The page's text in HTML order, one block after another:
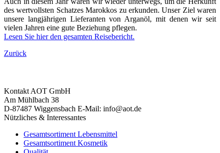
des wertvollsten Schatzes Marokkos zu erkunden. Unser Ziel waren
unsere langjährigen Lieferanten von Arganöl, mit denen wir seit
vielen Jahren eine gute Beziehung pflegen.
Lesen Sie hier den gesamten Reisebericht.
Zurück
Kontakt AOT GmbH
Am Mühlbach 38
D-87487 Wiggensbach E-Mail: info@aot.de
Nützliches & Interessantes
Gesamtsortiment Lebensmittel
Gesamtsortiment Kosmetik